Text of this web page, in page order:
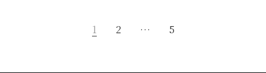
1 2 … 5